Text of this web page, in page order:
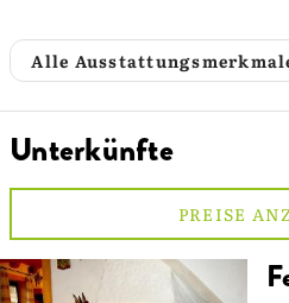
Alle
Unterkünfte
PREISE